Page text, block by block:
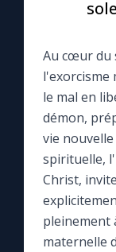
La newsletter
La vidéo de
Le compte
Le magazine
Au cœur du
l'exorcisme
le mal en
démon,
vie
spirituelle,
Christ,
pleinement
maternelle